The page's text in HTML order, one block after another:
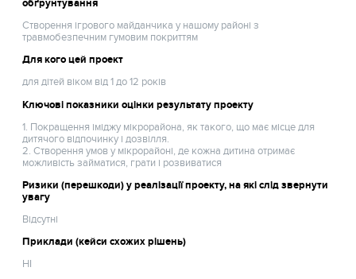
обґрунтування
Створення ігрового майданчика у нашому районі з
травмобезпечним гумовим покриттям
Для кого цей проект
для дітей віком від 1 до 12 років
Ключові показники оцінки результату проекту
1. Покращення іміджу мікрорайона, як такого, що має місце для
дитячого відпочинку і дозвілля.
2. Створення умов у мікрорайоні, де кожна дитина отримає
можливість займатися, грати і розвиватися
Ризики (перешкоди) у реалізації проекту, на які слід звернути
увагу
Відсутні
Приклади (кейси схожих рішень)
НІ